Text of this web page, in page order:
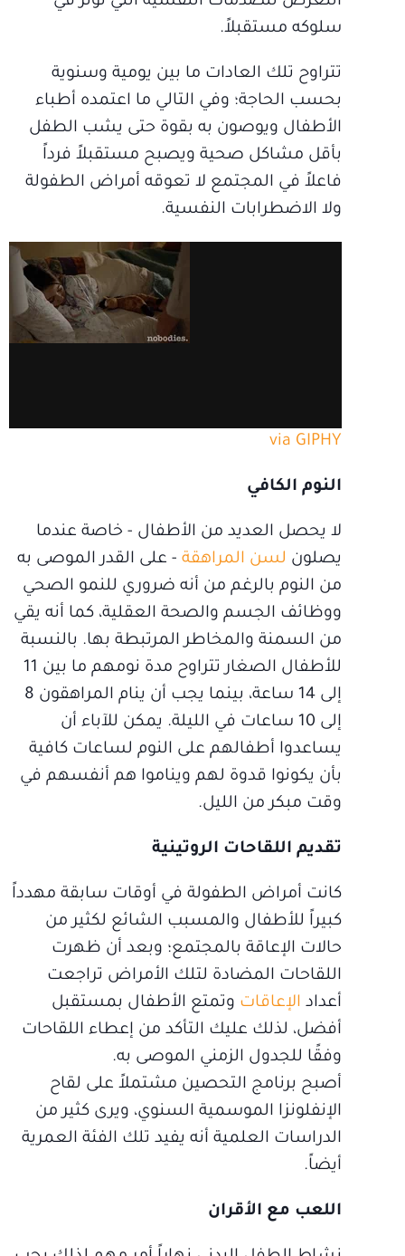
سلوكه مستقبلاً.
تتراوح تلك العادات ما بين يومية وسنوية
بحسب الحاجة؛ وفي التالي ما اعتمده أطباء
الأطفال ويوصون به بقوة حتى يشب الطفل
بأقل مشاكل صحية ويصبح مستقبلاً فرداً
فاعلاً في المجتمع لا تعوقه أمراض الطفولة
ولا الاضطرابات النفسية.
via GIPHY
النوم الكافي
لا يحصل العديد من الأطفال - خاصة عندما
يصلون لسن المراهقة - على القدر الموصى به
من النوم بالرغم من أنه ضروري للنمو الصحي
ووظائف الجسم والصحة العقلية، كما أنه يقي
من السمنة والمخاطر المرتبطة بها. بالنسبة
للأطفال الصغار تتراوح مدة نومهم ما بين 11
إلى 14 ساعة، بينما يجب أن ينام المراهقون 8
إلى 10 ساعات في الليلة. يمكن للآباء أن
يساعدوا أطفالهم على النوم لساعات كافية
بأن يكونوا قدوة لهم ويناموا هم أنفسهم في
وقت مبكر من الليل.
تقديم اللقاحات الروتينية
كانت أمراض الطفولة في أوقات سابقة مهدداً
كبيراً للأطفال والمسبب الشائع لكثير من
حالات الإعاقة بالمجتمع؛ وبعد أن ظهرت
اللقاحات المضادة لتلك الأمراض تراجعت
أعداد الإعاقات وتمتع الأطفال بمستقبل
أفضل، لذلك عليك التأكد من إعطاء اللقاحات
وفقًا للجدول الزمني الموصى به.
أصبح برنامج التحصين مشتملاً على لقاح
الإنفلونزا الموسمية السنوي، ويرى كثير من
الدراسات العلمية أنه يفيد تلك الفئة العمرية
أيضاً.
اللعب مع الأقران